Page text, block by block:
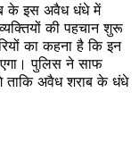
के इस अवैध धंधे में
की पहचान शुरू
का कहना है कि इन
पुलिस ने साफ
ताकि अवैध शराब के धंधे